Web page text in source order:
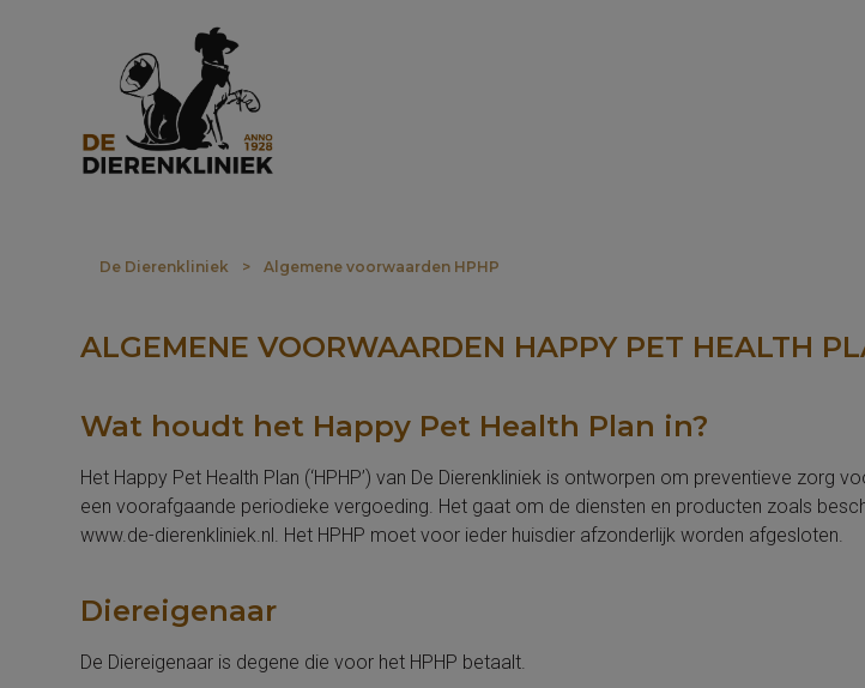
De Dierenkliniek > Algemene voorwaarden HPHP
ALGEMENE VOORWAARDEN HAPPY PET HEALTH
Wat houdt het Happy Pet Health Plan in?
Het Happy Pet Health Plan (‘HPHP’) van De Dierenkliniek is ontworpen om preventieve zorg
een voorafgaande periodieke vergoeding. Het gaat om de diensten en producten zoals
www.de-dierenkliniek.nl. Het HPHP moet voor ieder huisdier afzonderlijk worden afgesloten.
Diereigenaar
De Diereigenaar is degene die voor het HPHP betaalt.